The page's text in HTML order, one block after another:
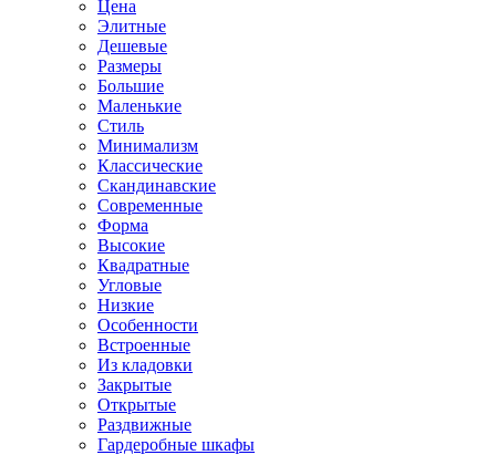
Цена
Элитные
Дешевые
Размеры
Большие
Маленькие
Стиль
Минимализм
Классические
Скандинавские
Современные
Форма
Высокие
Квадратные
Угловые
Низкие
Особенности
Встроенные
Из кладовки
Закрытые
Открытые
Раздвижные
Гардеробные шкафы